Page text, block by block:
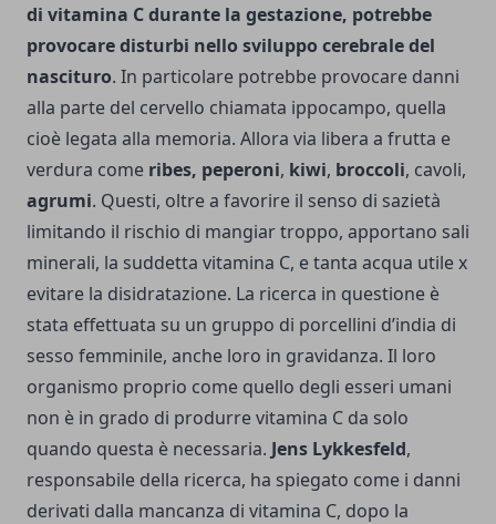
di vitamina C durante la gestazione, potrebbe
provocare disturbi nello sviluppo cerebrale del
nascituro. In particolare potrebbe provocare danni
alla parte del cervello chiamata ippocampo, quella
cioè legata alla memoria. Allora via libera a frutta e
verdura come ribes, peperoni, kiwi, broccoli, cavoli,
agrumi. Questi, oltre a favorire il senso di sazietà
limitando il rischio di mangiar troppo, apportano sali
minerali, la suddetta vitamina C, e tanta acqua utile x
evitare la disidratazione. La ricerca in questione è
stata effettuata su un gruppo di porcellini d’india di
sesso femminile, anche loro in gravidanza. Il loro
organismo proprio come quello degli esseri umani
non è in grado di produrre vitamina C da solo
quando questa è necessaria. Jens Lykkesfeld,
responsabile della ricerca, ha spiegato come i danni
derivati dalla mancanza di vitamina C, dopo la